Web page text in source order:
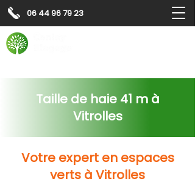
06 44 96 79 23
Taille de haie 41 m à
Vitrolles
Votre expert en espaces
verts à Vitrolles